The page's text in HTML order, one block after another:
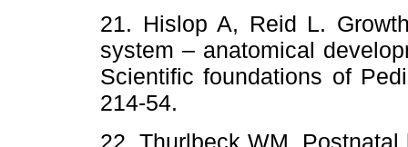
21. Hislop A, Reid L.
system – anatomical
Scientific foundations of
214-54.
22. Thurlbeck WM.